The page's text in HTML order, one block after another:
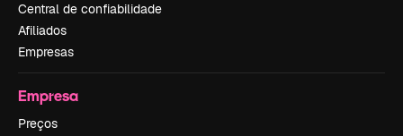
Central de confiabilidade
Afiliados
Empresas
Empresa
Preços